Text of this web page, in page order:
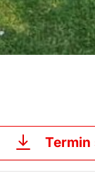
Termin